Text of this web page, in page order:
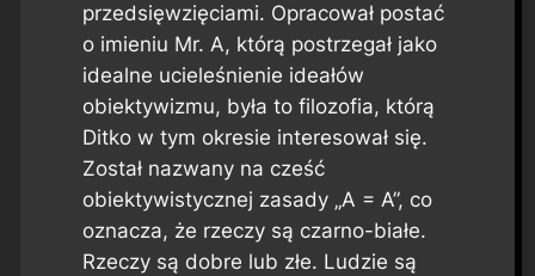
przedsięwzięciami. Opracował postać
o imieniu Mr. A, którą postrzegał jako
idealne ucieleśnienie ideałów
obiektywizmu, była to filozofia, którą
Ditko w tym okresie interesował się.
Został nazwany na cześć
obiektywistycznej zasady „A = A”, co
oznacza, że ​​rzeczy są czarno-białe.
Rzeczy są dobre lub złe. Ludzie są